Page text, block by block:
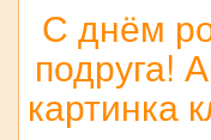
С днём
подруга!
картинка